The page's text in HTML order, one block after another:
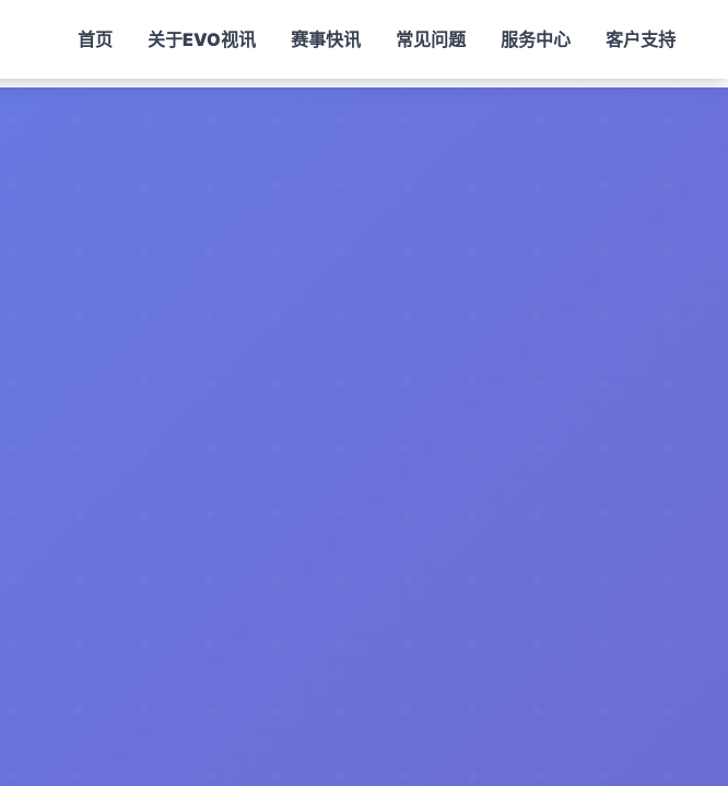
首页 关于EVO视讯 赛事快讯 常见问题 服务中心 客户支持